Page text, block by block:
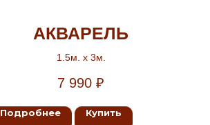
АКВАРЕЛЬ
1.5м. х 3м.
7 990 ₽
Подробнее Купить